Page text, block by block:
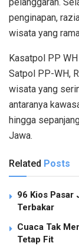
pelanggaran.
penginapan,
wisata yang
Kasatpol PP
Satpol PP-WH,
wisata yang
antaranya
hingga
Jawa.
Related Posts
96 Kios Pasar
Terbakar
Cuaca Tak
Tetap Fit